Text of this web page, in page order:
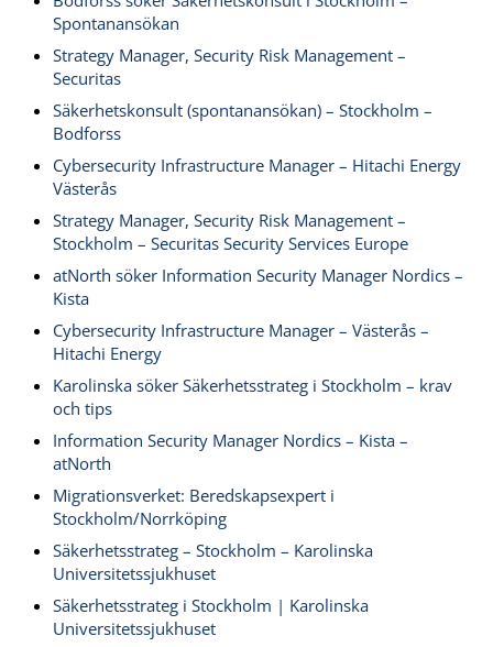
Spontanansökan
Strategy Manager, Security Risk Management –
Securitas
Säkerhetskonsult (spontanansökan) – Stockholm –
Bodforss
Cybersecurity Infrastructure Manager – Hitachi Energy
Västerås
Strategy Manager, Security Risk Management –
Stockholm – Securitas Security Services Europe
atNorth söker Information Security Manager Nordics –
Kista
Cybersecurity Infrastructure Manager – Västerås –
Hitachi Energy
Karolinska söker Säkerhetsstrateg i Stockholm – krav
och tips
Information Security Manager Nordics – Kista –
atNorth
Migrationsverket: Beredskapsexpert i
Stockholm/Norrköping
Säkerhetsstrateg – Stockholm – Karolinska
Universitetssjukhuset
Säkerhetsstrateg i Stockholm | Karolinska
Universitetssjukhuset